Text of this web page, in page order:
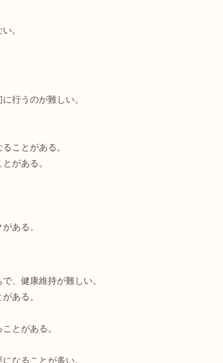
。
行うのが難しい。
ことがある。
がある。
ある。
、健康維持が難しい。
ある。
とがある。
なることが多い。